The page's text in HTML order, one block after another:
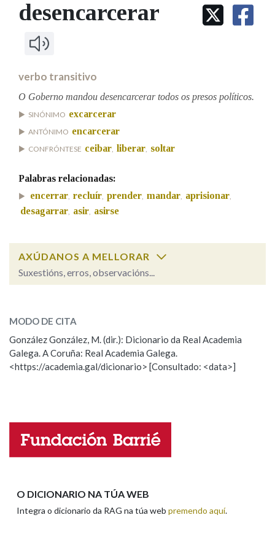
IDENTIDADE CORPORATIVA
MARCIAL DEL ADALID
FIGURAS HOMENAXEADAS
PORTAL DAS PALABRAS
Facebook
TwitterYoutubeInstagram
Bluesky
BUSCAR NOS LEMAS
Comeza por
Contén
BUSCAR NO CONTIDO
Nas definicións
Nos exemplos
OUTRAS OPCIÓNS DE BUSCA
Pertence a
desencarcerar
verbo transitivo
O Goberno mandou desencarcerar todos os presos políticos.
SINÓNIMO excarcerar
ANTÓNIMO encarcerar
CONFRÓNTESE ceibar, liberar, soltar
Palabras relacionadas:
encerrar, recluír, prender, mandar, aprisionar,
desagarrar, asir, asirse
AXÚDANOS A MELLORAR
Suxestións, erros, observacións...
ESCOLLE UNHA OPCIÓN:
Observación Hai un erro na palabra
Propoño mellorar a definición
Nome
MODO DE CITA
González González, M. (dir.): Dicionario da Real Academia
Galega. A Coruña: Real Academia Galega.
<https://academia.gal/dicionario> [Consultado: <data>]
O DICIONARIO NA TÚA WEB
Integra o dicionario da RAG na túa web premendo aquí.